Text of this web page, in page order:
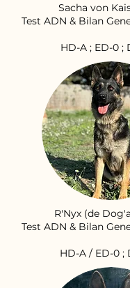
Sacha von
Test ADN & Bilan
HD-A ; ED-0 ;
R'Nyx (de
Test ADN & Bilan
HD-A / ED-0 ;